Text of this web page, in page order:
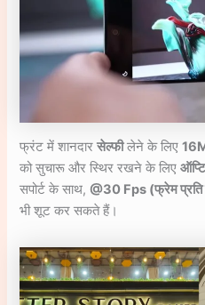
फ्रंट में शानदारसेल्फीलेने के लिए
को सुचारू और स्थिर रखने के लिए
सपोर्ट के साथ,@30 Fps (फ्रेम
भी शूट कर सकते हैं।